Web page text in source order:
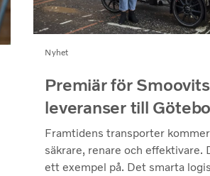
Nyhet
Premiär för
leveranser till
Framtidens transporter
säkrare, renare och effektivare.
ett exempel på. Det smarta